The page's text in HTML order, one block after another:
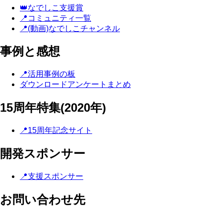
👑なでしこ支援賞
📍コミュニティ一覧
📍(動画)なでしこチャンネル
事例と感想
📍活用事例の板
ダウンロードアンケートまとめ
15周年特集(2020年)
📍15周年記念サイト
開発スポンサー
📍支援スポンサー
お問い合わせ先